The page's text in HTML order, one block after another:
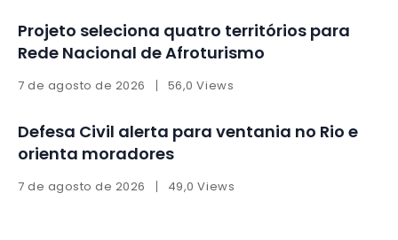
Projeto seleciona quatro territórios para
Rede Nacional de Afroturismo
7 de agosto de 2026 56,0 Views
Defesa Civil alerta para ventania no Rio e
orienta moradores
7 de agosto de 2026 49,0 Views